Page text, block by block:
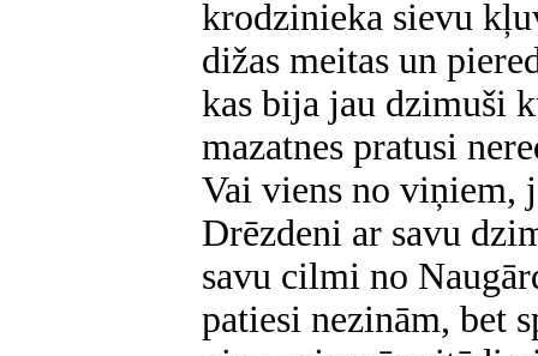
krodzinieka sievu
dižas meitas un
kas bija jau dzimuši
mazatnes pratusi
Vai viens no viņiem,
Drēzdeni ar savu
savu cilmi no
patiesi nezinām, bet